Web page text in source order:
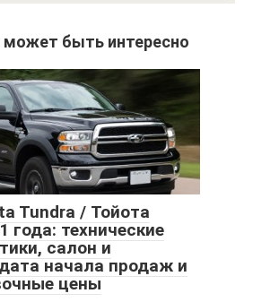
быть интересно
Tundra / Тойота
года: технические
салон и
начала продаж и
цены